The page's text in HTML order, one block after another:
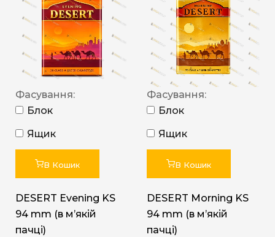
Фасування:
Блок
Ящик
В Кошик
DESERT Evening KS
94 mm (в мʼякій
пачці)
Фасування:
Блок
Ящик
В Кошик
DESERT Morning KS
94 mm (в мʼякій
пачці)